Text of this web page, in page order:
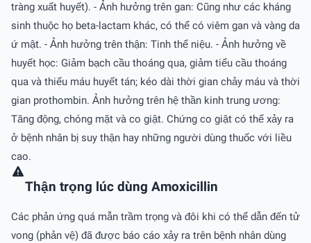
tràng xuất huyết). - Ảnh hưởng trên gan: Cũng như các kháng
sinh thuộc họ beta-lactam khác, có thể có viêm gan và vàng da
ứ mật. - Ảnh hưởng trên thận: Tinh thể niệu. - Ảnh hưởng về
huyết học: Giảm bạch cầu thoáng qua, giảm tiểu cầu thoáng
qua và thiếu máu huyết tán; kéo dài thời gian chảy máu và thời
gian prothombin. Ảnh hưởng trên hệ thần kinh trung ương:
Tăng động, chóng mặt và co giật. Chứng co giật có thể xảy ra
ở bệnh nhân bị suy thận hay những người dùng thuốc với liều
cao.
Thận trọng lúc dùng Amoxicillin
Các phản ứng quá mẫn trầm trọng và đôi khi có thể dẫn đến tử
vong (phản vệ) đã được báo cáo xảy ra trên bệnh nhân dùng